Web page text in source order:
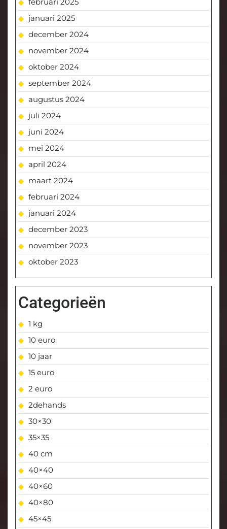
januari 2025
december 2024
november 2024
oktober 2024
september 2024
augustus 2024
juli 2024
juni 2024
mei 2024
april 2024
maart 2024
februari 2024
januari 2024
december 2023
november 2023
oktober 2023
Categorieën
1 kg
10 euro
10 jaar
15 euro
2 euro
2dehands
30×30
35×35
40 cm
40×40
40×60
40×80
45×45